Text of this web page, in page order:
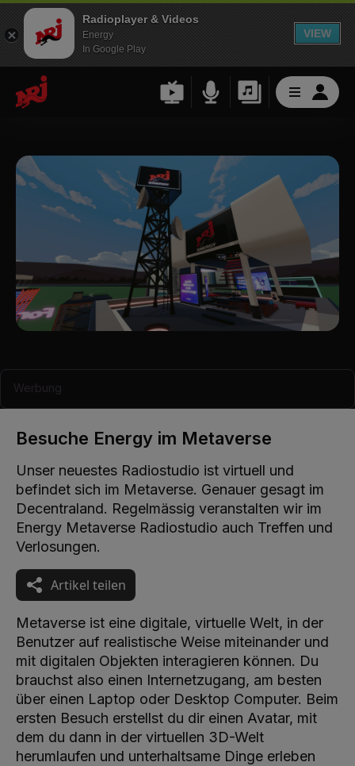
Radioplayer & Videos
Energy
In Google Play
VIEW
Werbung
Besuche Energy im Metaverse
Unser neuestes Radiostudio ist virtuell und
befindet sich im Metaverse. Genauer gesagt im
Decentraland. Regelmässig veranstalten wir im
Energy Metaverse Radiostudio auch Treffen und
Verlosungen.
Artikel teilen
Metaverse ist eine digitale, virtuelle Welt, in der
Benutzer auf realistische Weise miteinander und
mit digitalen Objekten interagieren können. Du
brauchst also einen Internetzugang, am besten
über einen Laptop oder Desktop Computer. Beim
ersten Besuch erstellst du dir einen Avatar, mit
dem du dann in der virtuellen 3D-Welt
herumlaufen und unterhaltsame Dinge erleben